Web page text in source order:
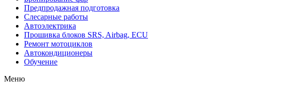
Предпродажная подготовка
Слесарные работы
Автоэлектрика
Прошивка блоков SRS, Airbag, ECU
Ремонт мотоциклов
Автокондиционеры
Обучение
Меню